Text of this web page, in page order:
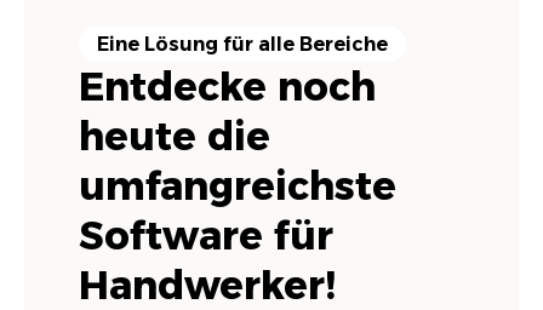
Eine Lösung für alle Bereiche
Entdecke noch
heute die
umfangreichste
Software für
Handwerker!